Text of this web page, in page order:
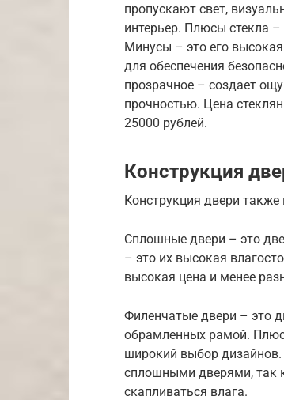
пропускают свет,
интерьер. Плюсы стекла –
Минусы – это его
для обеспечения
прозрачное – создает
прочностью. Цена
25000 рублей.
Конструкция
Конструкция двери также
Сплошные двери – это
– это их высокая
высокая цена и менее
Филенчатые двери – это
обрамленных рамой.
широкий выбор
сплошными дверями, так
скапливаться влага.